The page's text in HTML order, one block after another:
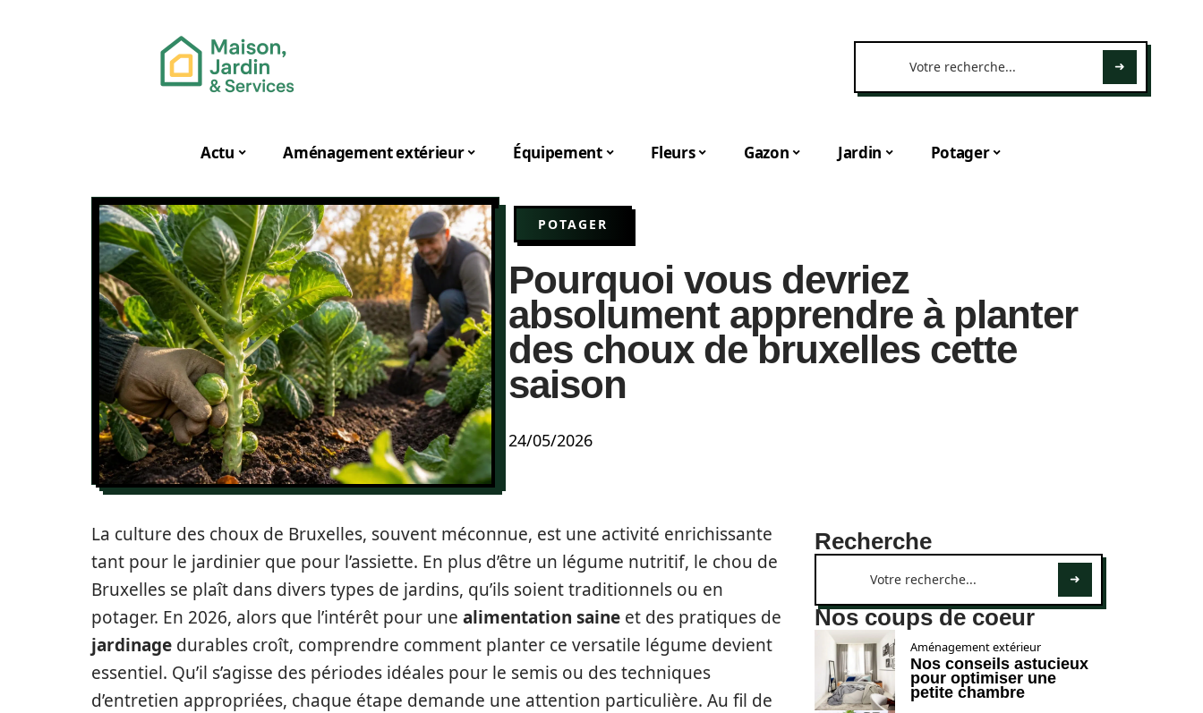
Actu Aménagement extérieur Équipement Fleurs Gazon Jardin Potager
POTAGER
Pourquoi vous devriez
absolument apprendre à planter
des choux de bruxelles cette
saison
24/05/2026
La culture des choux de Bruxelles, souvent méconnue, est une activité enrichissante
tant pour le jardinier que pour l’assiette. En plus d’être un légume nutritif, le chou de
Bruxelles se plaît dans divers types de jardins, qu’ils soient traditionnels ou en
potager. En 2026, alors que l’intérêt pour une alimentation saine et des pratiques de
jardinage durables croît, comprendre comment planter ce versatile légume devient
essentiel. Qu’il s’agisse des périodes idéales pour le semis ou des techniques
d’entretien appropriées, chaque étape demande une attention particulière. Au fil de
Recherche
Nos coups de coeur
Aménagement extérieur
Nos conseils astucieux
pour optimiser une
petite chambre